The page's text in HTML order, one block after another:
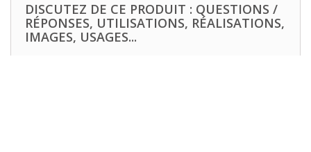
DISCUTEZ DE CE PRODUIT : QUESTIONS /
RÉPONSES, UTILISATIONS, RÉALISATIONS,
IMAGES, USAGES...